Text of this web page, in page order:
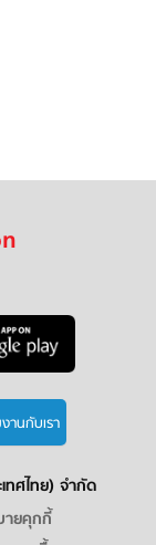
านกับเรา
ทศไทย) จำกัด
ายคุกกี้